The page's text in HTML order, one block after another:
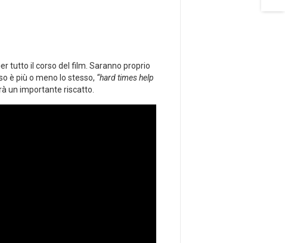
tutto il corso del film. Saranno proprio
è più o meno lo stesso, “hard times help
un importante riscatto.